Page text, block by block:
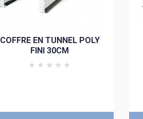
COFFRE EN TUNNEL POLY
FINI 30CM